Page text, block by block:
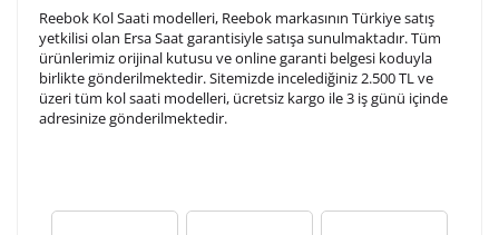
sebebi ile 1-2 iş günü uzamaktadır. Gravür İşlemi
tamamlandıktan sonra siparişiniz kargoya verilecektir.
Kişiselleştirilmiş
ürünlerde
iade ve değişim
yapılamaz.
Reebok Kol Saati modelleri, Reebok markasının Türkiye satış
yetkilisi olan Ersa Saat garantisiyle satışa sunulmaktadır. Tüm
ürünlerimiz orijinal kutusu ve online garanti belgesi koduyla
birlikte gönderilmektedir. Sitemizde incelediğiniz 2.500 TL ve
üzeri tüm kol saati modelleri, ücretsiz kargo ile 3 iş günü içinde
adresinize gönderilmektedir.